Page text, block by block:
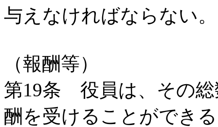
与えなければならない。
（報酬等）
第19条 役員は、その総
酬を受けることができ